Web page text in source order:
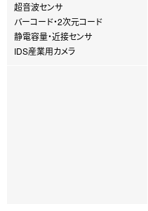
超音波センサ
バーコード・2次元コード
静電容量・近接センサ
IDS産業用カメラ